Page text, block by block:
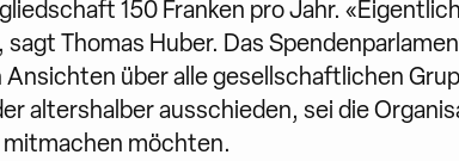
150 Franken pro Jahr.
sagt Thomas Huber. Das
über alle gesellschaftlichen
altershalber ausschieden, sei die
möchten.